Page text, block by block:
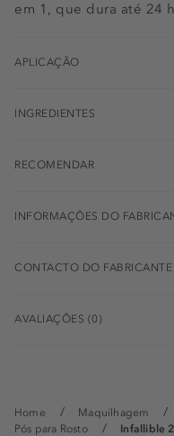
Home Maquilhagem
Pós para Rosto
Infallible
em 1, que dura até 24
APLICAÇÃO
INGREDIENTES
RECOMENDAR
INFORMAÇÕES DO
CONTACTO DO FABRICANTE
AVALIAÇÕES (0)